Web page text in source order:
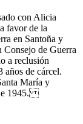
con Alicia
favor de la
en Santoña y
Consejo de Guerra
a reclusión
años de cárcel.
María y
de 1945.